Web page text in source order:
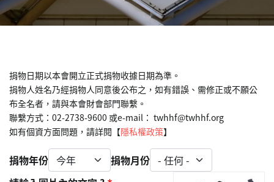
捐物日期以本會開立正式捐物收據日期為準。
捐物人姓名乃經捐物人同意後公布之，如有錯誤、需修正或不願公
布全名者，請與本會財會部門聯繫。
聯繫方式：02-2738-9600 或e-mail： twhhf@twhhf.org
如有個資方面問題，請詳閱【隱私權政策】
捐物年份
捐物月份